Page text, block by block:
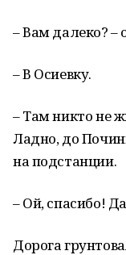
– Вам далеко? –
– В Осиевку.
– Там никто не
Ладно, до
на подстанции.
– Ой, спасибо!
Дорога